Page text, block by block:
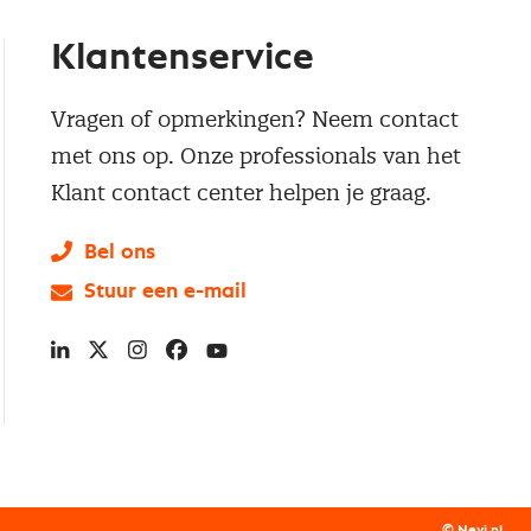
Klantenservice
Vragen of opmerkingen? Neem contact
met ons op. Onze professionals van het
Klant contact center helpen je graag.
Bel ons
Stuur een e-mail
LinkedIn
X Instagram
Facebook
YouTube